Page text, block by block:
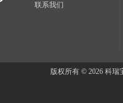
联系我们
版权所有 © 2026 科